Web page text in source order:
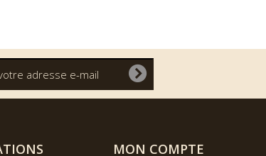
MON COMPTE